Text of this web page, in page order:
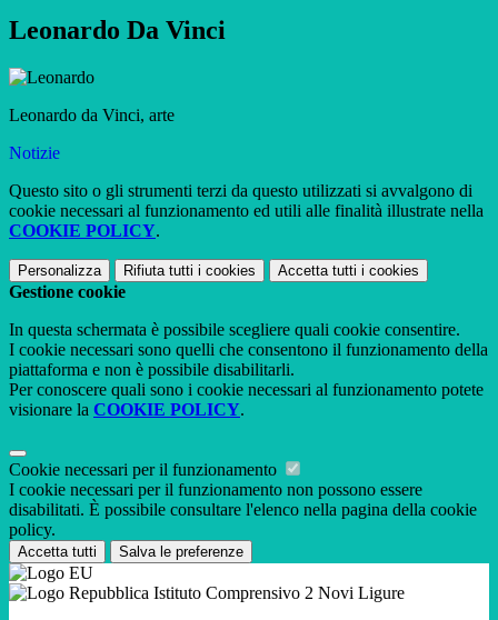
Leonardo Da Vinci
Leonardo da Vinci, arte
Notizie
Questo sito o gli strumenti terzi da questo utilizzati si avvalgono di
cookie necessari al funzionamento ed utili alle finalità illustrate nella
COOKIE POLICY.
Personalizza Rifiuta tutti i cookies Accetta tutti i cookies
Gestione cookie
In questa schermata è possibile scegliere quali cookie consentire.
I cookie necessari sono quelli che consentono il funzionamento della
piattaforma e non è possibile disabilitarli.
Per conoscere quali sono i cookie necessari al funzionamento potete
visionare la COOKIE POLICY.
Cookie necessari per il funzionamento
I cookie necessari per il funzionamento non possono essere
disabilitati. È possibile consultare l'elenco nella pagina della cookie
policy.
Accetta tutti Salva le preferenze
Istituto Comprensivo 2 Novi Ligure